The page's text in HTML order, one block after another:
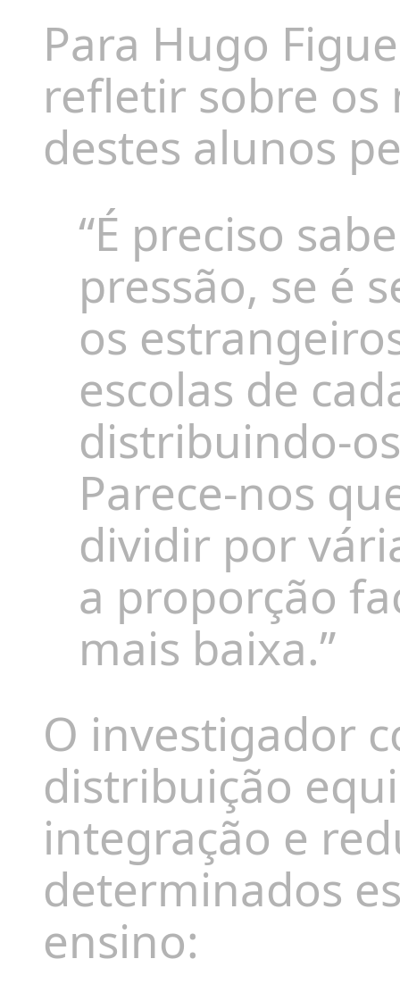
Para Hugo
refletir sobre
destes alunos
“É preciso
pressão, se é
os
escolas de
distribuindo-
Parece-nos
dividir por
a proporção
mais baixa.”
O investigador
distribuição
integração e
determinados
ensino: